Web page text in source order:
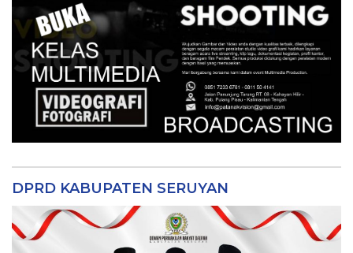
DPRD KABUPATEN SERUYAN